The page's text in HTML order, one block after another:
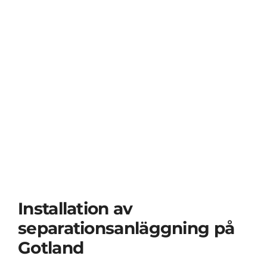
Installation av
separationsanläggning på
Gotland